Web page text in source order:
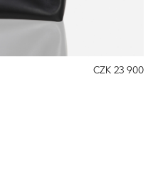
CZK 23 900